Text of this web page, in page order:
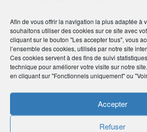
Afin de vous offrir la navigation la plus adaptée à
souhaitons utiliser des cookies sur ce site avec
cliquant sur le bouton "Les accepter tous", vous
l’ensemble des cookies, utilisés par notre site
Ces cookies servent à des fins de suivi
technique pour améliorer votre visite sur notre
en cliquant sur "Fonctionnels uniquement" ou
Accepter
Refuser
Affection de longue durée
Agent général
Agirc-Arrco
Aidant familial
Aide aux chômeurs
repreneurs d’entreprise